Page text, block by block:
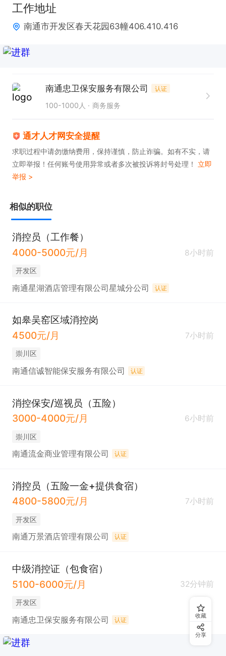
工作地址
南通市开发区春天花园63幢406.410.416
南通忠卫保安服务有限公司 认证
100-1000人 商务服务
通才人才网安全提醒
求职过程中请勿缴纳费用，保持谨慎，防止诈骗。如有不实，请
立即举报！任何账号使用异常或者多次被投诉将封号处理！ 立即
举报 >
相似的职位
消控员（工作餐）
4000-5000元/月
8小时前
开发区
南通星湖酒店管理有限公司星城分公司 认证
如皋吴窑区域消控岗
4500元/月
7小时前
崇川区
南通信诚智能保安服务有限公司 认证
消控保安/巡视员（五险）
3000-4000元/月
6小时前
崇川区
南通流金商业管理有限公司 认证
消控员（五险一金+提供食宿）
4800-5800元/月
7小时前
开发区
南通万景酒店管理有限公司 认证
中级消控证（包食宿）
5100-6000元/月
32分钟前
开发区
南通忠卫保安服务有限公司 认证 收藏
分享